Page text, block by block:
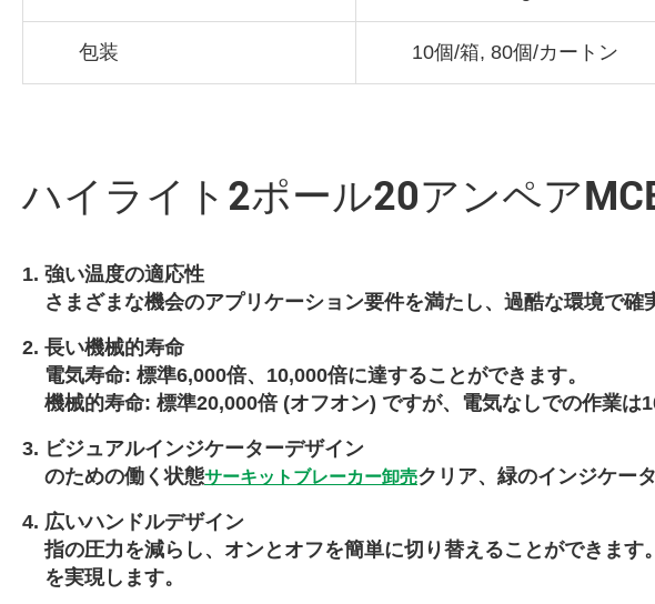
包装 10個/箱, 80個/カートン
ハイライト2ポール20アンペア
強い温度の適応性
さまざまな機会のアプリケーション要件を満たし、過酷な環境で確
長い機械的寿命
電気寿命: 標準6,000倍、10,000倍に達することができます。
機械的寿命: 標準20,000倍 (オフオン) ですが、電気なしでの作業は
ビジュアルインジケーターデザイン
のための働く状態サーキットブレーカー卸売クリア、緑のインジケー
広いハンドルデザイン
指の圧力を減らし、オンとオフを簡単に切り替えることができま
を実現します。